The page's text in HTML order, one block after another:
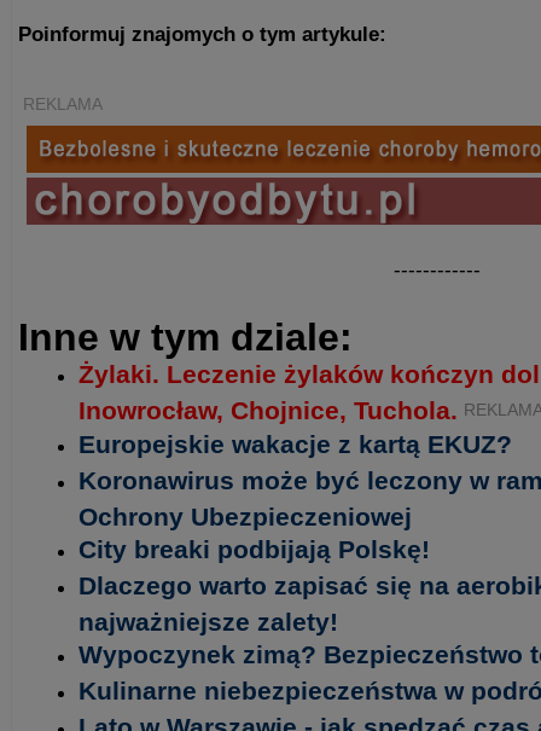
Poinformuj znajomych o tym artykule:
REKLAMA
------------
Inne w tym dziale:
Żylaki. Leczenie żylaków kończyn
Inowrocław, Chojnice, Tuchola.
Europejskie wakacje z kartą EKUZ?
Koronawirus może być leczony w
Ochrony Ubezpieczeniowej
City breaki podbijają Polskę!
Dlaczego warto zapisać się na
najważniejsze zalety!
Wypoczynek zimą? Bezpieczeństwo
Kulinarne niebezpieczeństwa w